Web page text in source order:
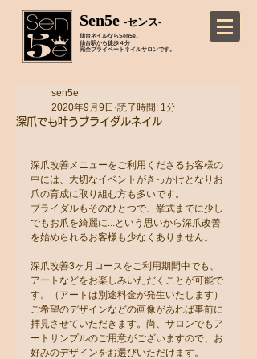
仙台ネイルならSen5e。
仙台駅から徒歩４分
完全プライベートネイルサロンです。
Sen5e -センス-
深爪でも叶うブライダルネイル
sen5e
2020年9月9日 読了時間: 1分
深爪改善メニューをご利用くださるお客様の
中には、大切なイベントがきっかけとなりお
爪の育成に取り組む方も多いです。
ブライダルもそのひとつで、挙式までに少し
でもお爪を綺麗に...という思いから深爪改善
を始められるお客様も少なくありません。
深爪改善3ヶ月コースをご利用期間中でも、
アートなどをお楽しみいただくことが可能で
す。（アートは別途料金が発生いたします）
ご希望のデザインなどの画像があれば事前に
拝見させていただきます。尚、サロンでもア
ートサンプルのご用意がございますので、お
好みのデザインをお選びいただけます。